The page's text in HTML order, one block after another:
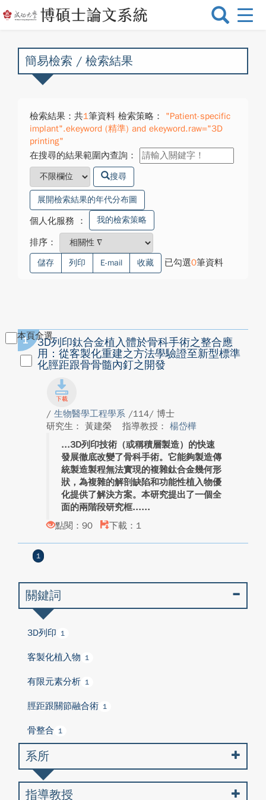
選
換
簡易檢索 / 檢索結果
檢索結果：共1筆資料 檢索策略：
"Patient-specific
implant".ekeyword (精準) and ekeyword.raw="3D
printing"
在搜尋的結果範圍內查詢：
搜尋
展開檢索結果的年代分布圖
個人化服務 ： 我的檢索策略
排序：
儲存 列印 E-mail 收藏 已勾選0筆資料
本頁全選
1
3D列印鈦合金植入體於骨科手術之整合應
用：從客製化重建之方法學驗證至新型標準
化脛距跟骨骨髓內釘之開發
/ 生物醫學工程學系 /114/ 博士
研究生： 黃建榮
指導教授： 楊岱樺
3D列印技術（或稱積層製造）的快速
發展徹底改變了骨科手術。它能夠製造傳
統製造製程無法實現的複雜鈦合金幾何形
狀，為複雜的解剖缺陷和功能性植入物優
化提供了解決方案。本研究提出了一個全
面的兩階段研究框...
點閱：90
下載：1
1
關鍵詞
3D列印 1
客製化植入物 1
有限元素分析 1
脛距跟關節融合術 1
骨整合 1
系所
指導教授